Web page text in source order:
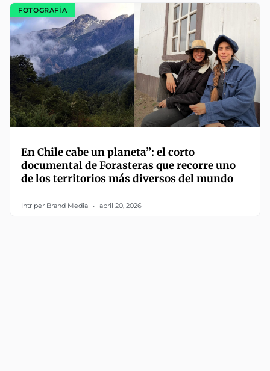
FOTOGRAFÍA
En Chile cabe un planeta”: el corto
documental de Forasteras que recorre uno
de los territorios más diversos del mundo
Intriper Brand Media abril 20, 2026